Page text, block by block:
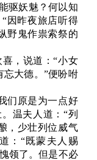
驱妖魅？何以知
因昨夜旅店听得
野鬼作祟索祭的
，说道：“小女
忘大德。”便吩咐
们原是为一点好
温夫人道：“列
，少壮列位威气
：“既蒙夫人赐
领了。但是不必